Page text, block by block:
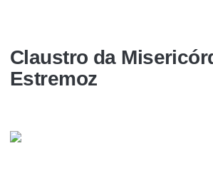
Claustro da
Estremoz